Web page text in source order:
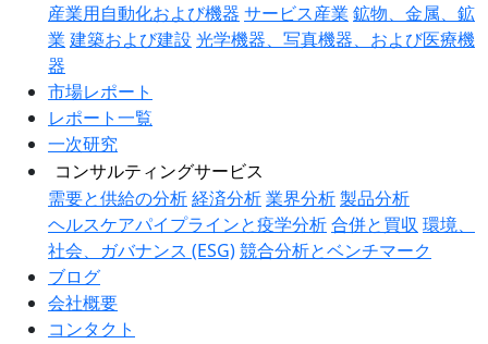
産業用自動化および機器 サービス産業 鉱物、金属、鉱
業 建築および建設 光学機器、写真機器、および医療機
器
市場レポート
レポート一覧
一次研究
コンサルティングサービス
需要と供給の分析経済分析業界分析製品分析
ヘルスケアパイプラインと疫学分析合併と買収 環境、
社会、ガバナンス (ESG)競合分析とベンチマーク
ブログ
会社概要
コンタクト